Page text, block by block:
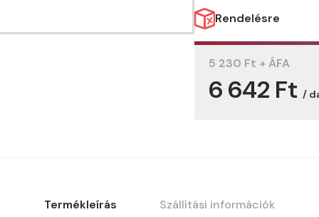
Rendelésre
5 230 Ft + ÁFA
6 642 Ft /
Termékleírás Szállítási információk